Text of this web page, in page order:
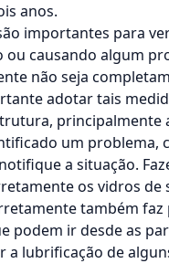
anos.
importantes para
ou causando algum
não seja
adotar tais
principalmente
um problema,
a situação.
os vidros de
também
podem ir desde as
a lubrificação de